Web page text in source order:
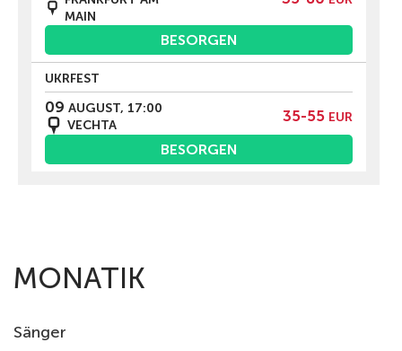
MAIN
BESORGEN
UKRFEST
09 AUGUST, 17:00
VECHTA
35-55 EUR
BESORGEN
MONATIK
Sänger